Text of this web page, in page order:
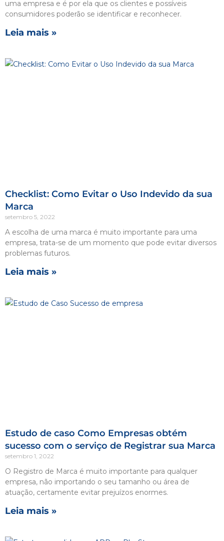
uma empresa e é por ela que os clientes e possíveis
consumidores poderão se identificar e reconhecer.
Leia mais »
Checklist: Como Evitar o Uso Indevido da sua
Marca
setembro 5, 2022
A escolha de uma marca é muito importante para uma
empresa, trata-se de um momento que pode evitar diversos
problemas futuros.
Leia mais »
Estudo de caso Como Empresas obtém
sucesso com o serviço de Registrar sua Marca
setembro 1, 2022
O Registro de Marca é muito importante para qualquer
empresa, não importando o seu tamanho ou área de
atuação, certamente evitar prejuízos enormes.
Leia mais »